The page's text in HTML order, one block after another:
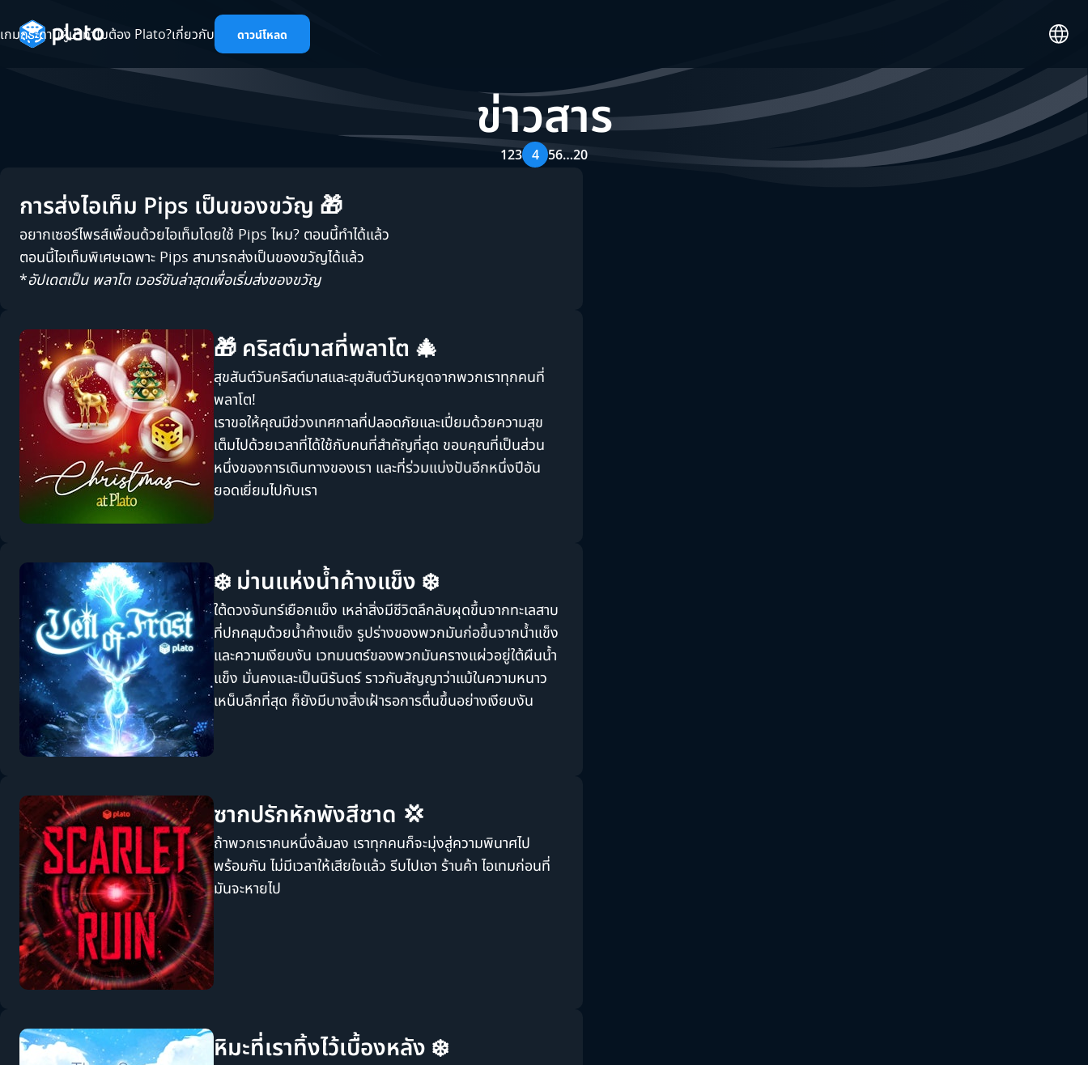
เกมกระดานผู้นำทำไมต้อง Plato?เกี่ยวกับ ดาวน์โหลด
ข่าวสาร
123 4 56…20
การส่งไอเท็ม Pips เป็นของขวัญ 🎁
อยากเซอร์ไพรส์เพื่อนด้วยไอเท็มโดยใช้ Pips ไหม? ตอนนี้ทำได้แล้ว
ตอนนี้ไอเท็มพิเศษเฉพาะ Pips สามารถส่งเป็นของขวัญได้แล้ว
*อัปเดตเป็น พลาโต เวอร์ชันล่าสุดเพื่อเริ่มส่งของขวัญ
🎁 คริสต์มาสที่พลาโต 🎄
สุขสันต์วันคริสต์มาสและสุขสันต์วันหยุดจากพวกเราทุกคนที่
พลาโต!
เราขอให้คุณมีช่วงเทศกาลที่ปลอดภัยและเปี่ยมด้วยความสุข
เต็มไปด้วยเวลาที่ได้ใช้กับคนที่สำคัญที่สุด ขอบคุณที่เป็นส่วน
หนึ่งของการเดินทางของเรา และที่ร่วมแบ่งปันอีกหนึ่งปีอัน
ยอดเยี่ยมไปกับเรา
❄️ ม่านแห่งน้ำค้างแข็ง ❄️
ใต้ดวงจันทร์เยือกแข็ง เหล่าสิ่งมีชีวิตลึกลับผุดขึ้นจากทะเลสาบ
ที่ปกคลุมด้วยน้ำค้างแข็ง รูปร่างของพวกมันก่อขึ้นจากน้ำแข็ง
และความเงียบงัน เวทมนตร์ของพวกมันครางแผ่วอยู่ใต้ผืนน้ำ
แข็ง มั่นคงและเป็นนิรันดร์ ราวกับสัญญาว่าแม้ในความหนาว
เหน็บลึกที่สุด ก็ยังมีบางสิ่งเฝ้ารอการตื่นขึ้นอย่างเงียบงัน
ซากปรักหักพังสีชาด 💢
ถ้าพวกเราคนหนึ่งล้มลง เราทุกคนก็จะมุ่งสู่ความพินาศไป
พร้อมกัน ไม่มีเวลาให้เสียใจแล้ว รีบไปเอา ร้านค้า ไอเทมก่อนที่
มันจะหายไป
หิมะที่เราทิ้งไว้เบื้องหลัง ❄️